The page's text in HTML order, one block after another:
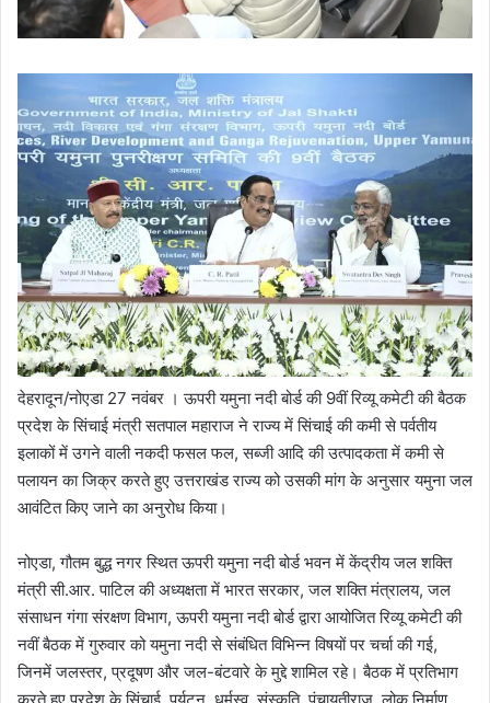
देहरादून/नोएडा 27 नवंबर । ऊपरी यमुना नदी बोर्ड की 9वीं रिव्यू कमेटी की बैठक
प्रदेश के सिंचाई मंत्री सतपाल महाराज ने राज्य में सिंचाई की कमी से पर्वतीय
इलाकों में उगने वाली नकदी फसल फल, सब्जी आदि की उत्पादकता में कमी से
पलायन का जिक्र करते हुए उत्तराखंड राज्य को उसकी मांग के अनुसार यमुना जल
आवंटित किए जाने का अनुरोध किया।
नोएडा, गौतम बुद्ध नगर स्थित ऊपरी यमुना नदी बोर्ड भवन में केंद्रीय जल शक्ति
मंत्री सी.आर. पाटिल की अध्यक्षता में भारत सरकार, जल शक्ति मंत्रालय, जल
संसाधन गंगा संरक्षण विभाग, ऊपरी यमुना नदी बोर्ड द्वारा आयोजित रिव्यू कमेटी की
नवीं बैठक में गुरुवार को यमुना नदी से संबंधित विभिन्न विषयों पर चर्चा की गई,
जिनमें जलस्तर, प्रदूषण और जल-बंटवारे के मुद्दे शामिल रहे। बैठक में प्रतिभाग